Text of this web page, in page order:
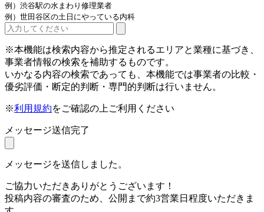
例）渋谷駅の水まわり修理業者
例）世田谷区の土日にやっている内科
※本機能は検索内容から推定されるエリアと業種に基づき、
事業者情報の検索を補助するものです。
いかなる内容の検索であっても、本機能では事業者の比較・
優劣評価・断定的判断・専門的判断は行いません。
※利用規約をご確認の上ご利用ください
メッセージ送信完了
メッセージを送信しました。
ご協力いただきありがとうございます！
投稿内容の審査のため、公開まで約3営業日程度いただきま